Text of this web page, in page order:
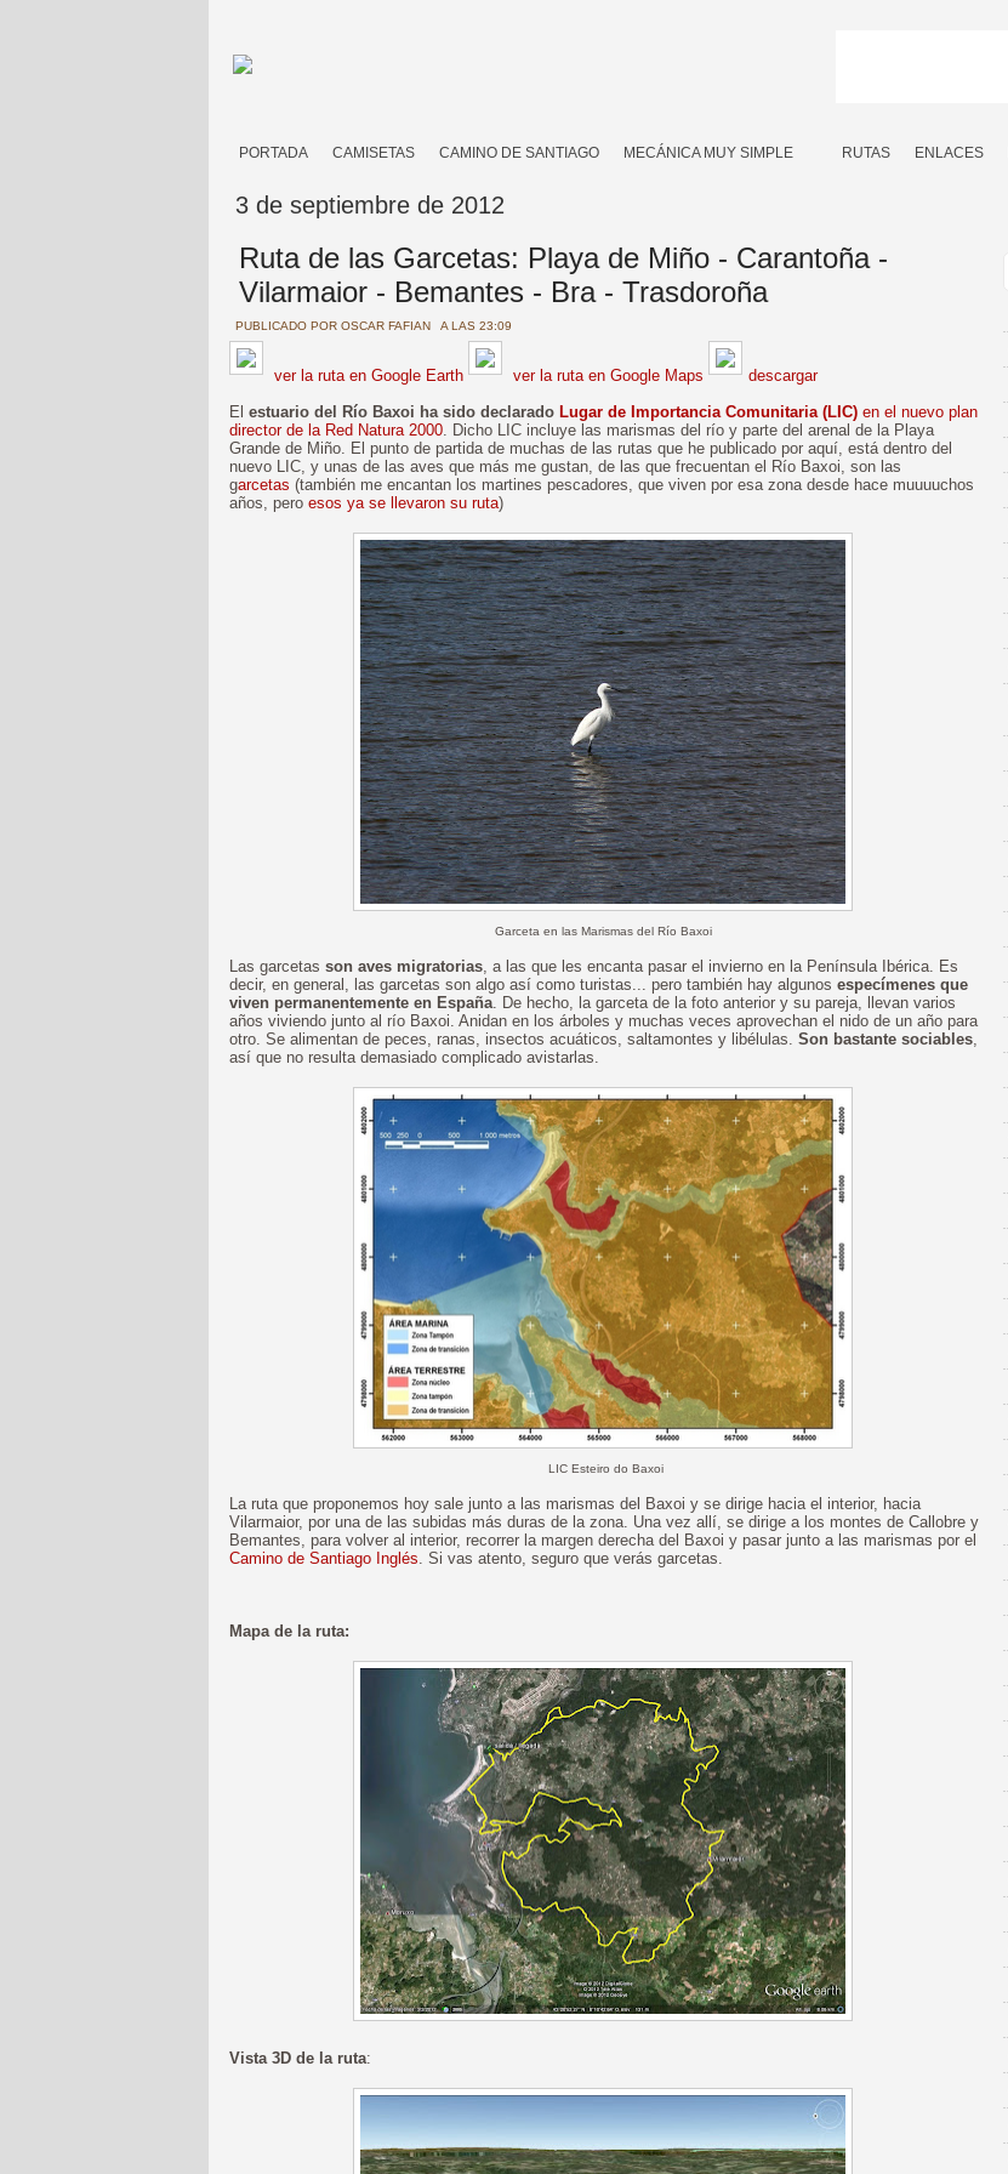
PORTADA CAMISETAS CAMINO DE SANTIAGO MECÁNICA MUY SIMPLE RUTAS ENLACES
3 de septiembre de 2012
Ruta de las Garcetas: Playa de Miño - Carantoña -
Vilarmaior - Bemantes - Bra - Trasdoroña
PUBLICADO POR OSCAR FAFIAN A LAS 23:09
ver la ruta en Google Earth ver la ruta en Google Maps
descargar
El estuario del Río Baxoi ha sido declarado Lugar de Importancia Comunitaria (LIC) en el nuevo plan
director de la Red Natura 2000. Dicho LIC incluye las marismas del río y parte del arenal de la Playa
Grande de Miño. El punto de partida de muchas de las rutas que he publicado por aquí, está dentro del
nuevo LIC, y unas de las aves que más me gustan, de las que frecuentan el Río Baxoi, son las
garcetas (también me encantan los martines pescadores, que viven por esa zona desde hace muuuuchos
años, pero esos ya se llevaron su ruta)
Garceta en las Marismas del Río Baxoi
Las garcetas son aves migratorias, a las que les encanta pasar el invierno en la Península Ibérica. Es
decir, en general, las garcetas son algo así como turistas... pero también hay algunos especímenes que
viven permanentemente en España. De hecho, la garceta de la foto anterior y su pareja, llevan varios
años viviendo junto al río Baxoi. Anidan en los árboles y muchas veces aprovechan el nido de un año para
otro. Se alimentan de peces, ranas, insectos acuáticos, saltamontes y libélulas. Son bastante sociables,
así que no resulta demasiado complicado avistarlas.
LIC Esteiro do Baxoi
La ruta que proponemos hoy sale junto a las marismas del Baxoi y se dirige hacia el interior, hacia
Vilarmaior, por una de las subidas más duras de la zona. Una vez allí, se dirige a los montes de Callobre y
Bemantes, para volver al interior, recorrer la margen derecha del Baxoi y pasar junto a las marismas por el
Camino de Santiago Inglés. Si vas atento, seguro que verás garcetas.
Mapa de la ruta:
Vista 3D de la ruta: